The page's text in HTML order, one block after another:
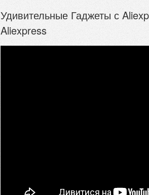
Удивительные Гаджеты с
Aliexpress